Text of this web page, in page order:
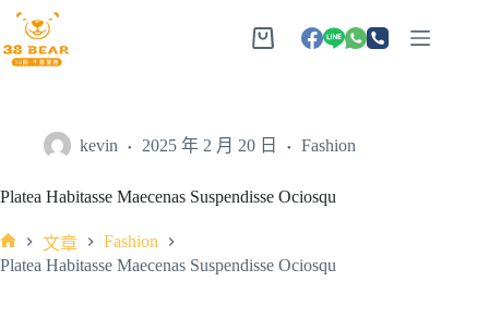
kevin 2025 年 2 月 20 日 Fashion
Platea Habitasse Maecenas Suspendisse Ociosqu
文章
Fashion
Platea Habitasse Maecenas Suspendisse Ociosqu